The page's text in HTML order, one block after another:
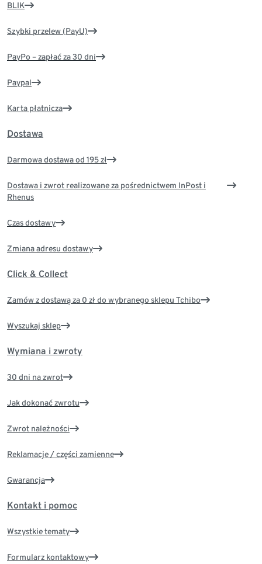
BLIK
Szybki przelew (PayU)
PayPo – zapłać za 30 dni
Paypal
Karta płatnicza
Dostawa
Darmowa dostawa od 195 zł
Dostawa i zwrot realizowane za pośrednictwem InPost i
Rhenus
Czas dostawy
Zmiana adresu dostawy
Click & Collect
Zamów z dostawą za 0 zł do wybranego sklepu Tchibo
Wyszukaj sklep
Wymiana i zwroty
30 dni na zwrot
Jak dokonać zwrotu
Zwrot należności
Reklamacje / części zamienne
Gwarancja
Kontakt i pomoc
Wszystkie tematy
Formularz kontaktowy